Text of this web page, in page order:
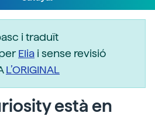
i traduït
Elia i sense revisió
L’ORIGINAL
està en